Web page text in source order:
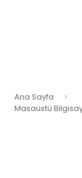
Ana Sayfa
Masaüstü